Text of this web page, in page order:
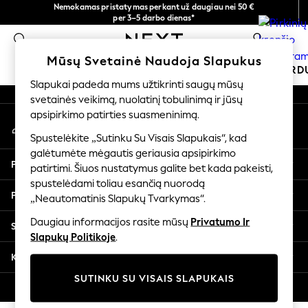
Nemokamas pristatymas perkant už daugiau nei 50 €
per 3–5 darbo dienas*
Dabar galite apsipirkti lietuvių kalba!
0
MOKYKLINĖ APRANGA ŠVENTINĖ
SCHOOLWEAR
All Boys Schoolwear
Shoes
Trousers
Shorts
Shirts
Polo Shirts
Sweatshirts & Jumpers
Coats & Jackets
Underwear
Multipacks
All Boys Sport & Swimwear
An error occurred on client
Mūsų socialiniai tinklai
Mano paskyra
Prisijunkite prie savo paskyros
Pagalba
Privatumas ir teisinė informacija
Skyriai
Kitos paslaugos
Mūsų Svetainė Naudoja Slapukus
Slapukai padeda mums užtikrinti saugų mūsų
svetainės veikimą, nuolatinį tobulinimą ir jūsų
apsipirkimo patirties suasmeninimą.
Spustelėkite „Sutinku Su Visais Slapukais“, kad
galėtumėte mėgautis geriausia apsipirkimo
patirtimi. Šiuos nustatymus galite bet kada pakeisti,
spustelėdami toliau esančią nuorodą
„Neautomatinis Slapukų Tvarkymas“.
Daugiau informacijos rasite mūsų Privatumo Ir
Slapukų Politikoje.
SUTINKU SU VISAIS SLAPUKAIS